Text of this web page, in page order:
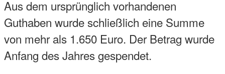
Aus dem ursprünglich vorhandenen
Guthaben wurde schließlich eine Summe
von mehr als 1.650 Euro. Der Betrag wurde
Anfang des Jahres gespendet.